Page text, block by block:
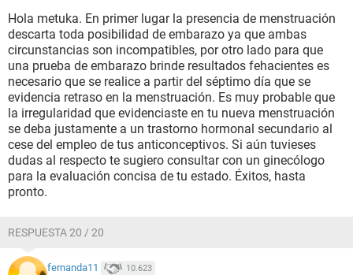
Hola metuka. En primer lugar la presencia de menstruación
descarta toda posibilidad de embarazo ya que ambas
circunstancias son incompatibles, por otro lado para que
una prueba de embarazo brinde resultados fehacientes es
necesario que se realice a partir del séptimo día que se
evidencia retraso en la menstruación. Es muy probable que
la irregularidad que evidenciaste en tu nueva menstruación
se deba justamente a un trastorno hormonal secundario al
cese del empleo de tus anticonceptivos. Si aún tuvieses
dudas al respecto te sugiero consultar con un ginecólogo
para la evaluación concisa de tu estado. Éxitos, hasta
pronto.
RESPUESTA 20 / 20
fernanda11 10.623